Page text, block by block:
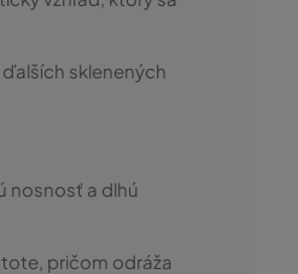
sklenených
nosnosť a dlhú
pričom odráža